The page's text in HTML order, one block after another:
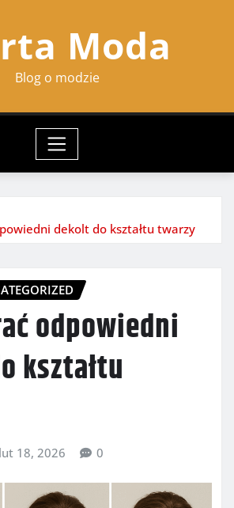
Moda
Blog o modzie
dekolt do kształtu twarzy
odpowiedni
kształtu
lut 18, 2026 0